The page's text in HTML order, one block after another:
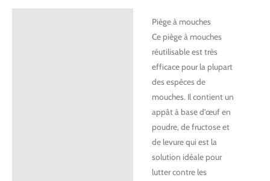
Piège à mouches
Ce piège à mouches
réutilisable est très
efficace pour la plupart
des espèces de
mouches. Il contient un
appât à base d’œuf en
poudre, de fructose et
de levure qui est la
solution idéale pour
lutter contre les